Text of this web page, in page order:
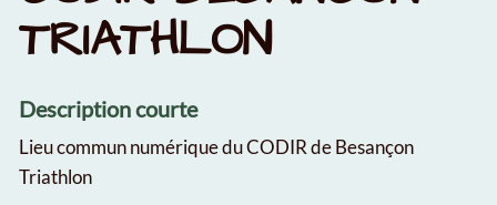
TRIATHLON
Description courte
Lieu commun numérique du CODIR de Besançon
Triathlon